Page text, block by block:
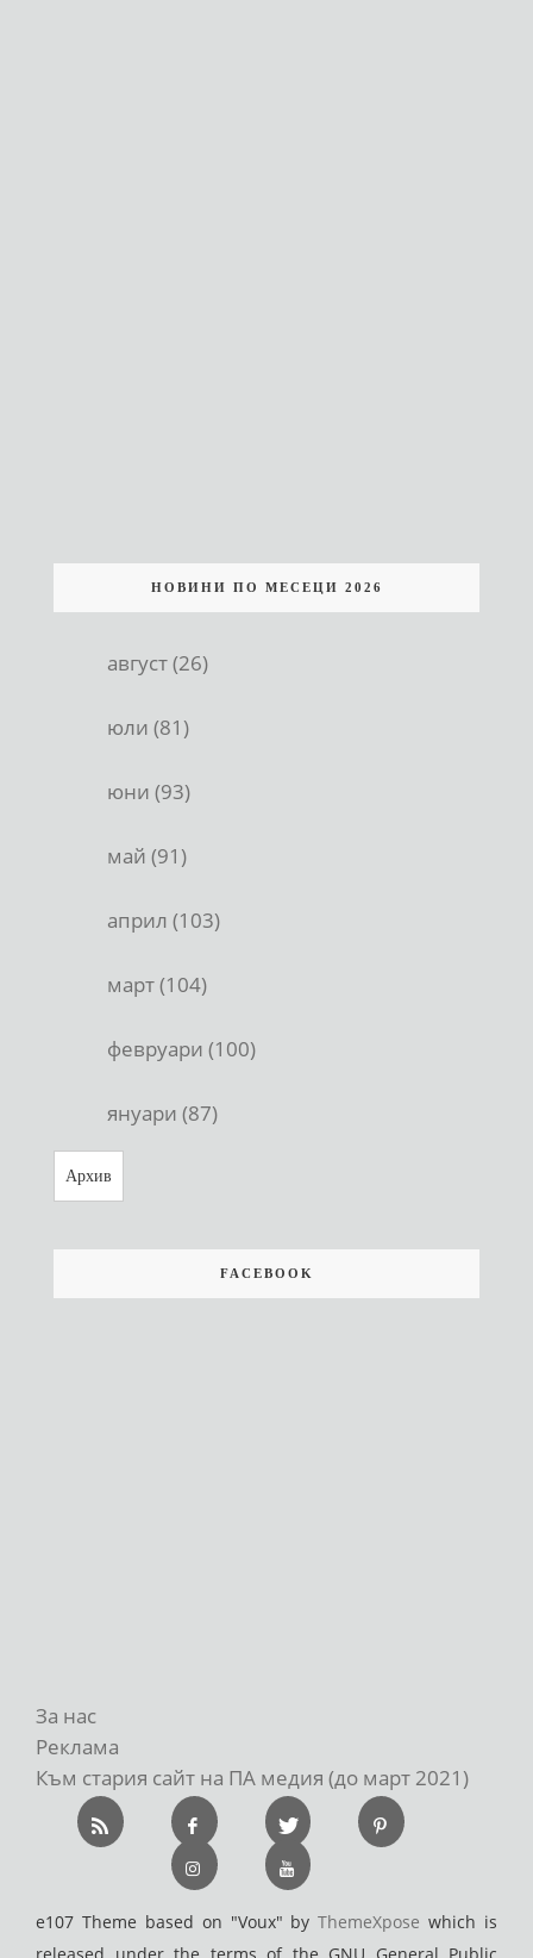
НОВИНИ ПО МЕСЕЦИ 2026
август (26)
юли (81)
юни (93)
май (91)
април (103)
март (104)
февруари (100)
януари (87)
Архив
FACEBOOK
За нас
Реклама
Към стария сайт на ПА медия (до март 2021)
e107 Theme based on "Voux" byThemeXpose which is